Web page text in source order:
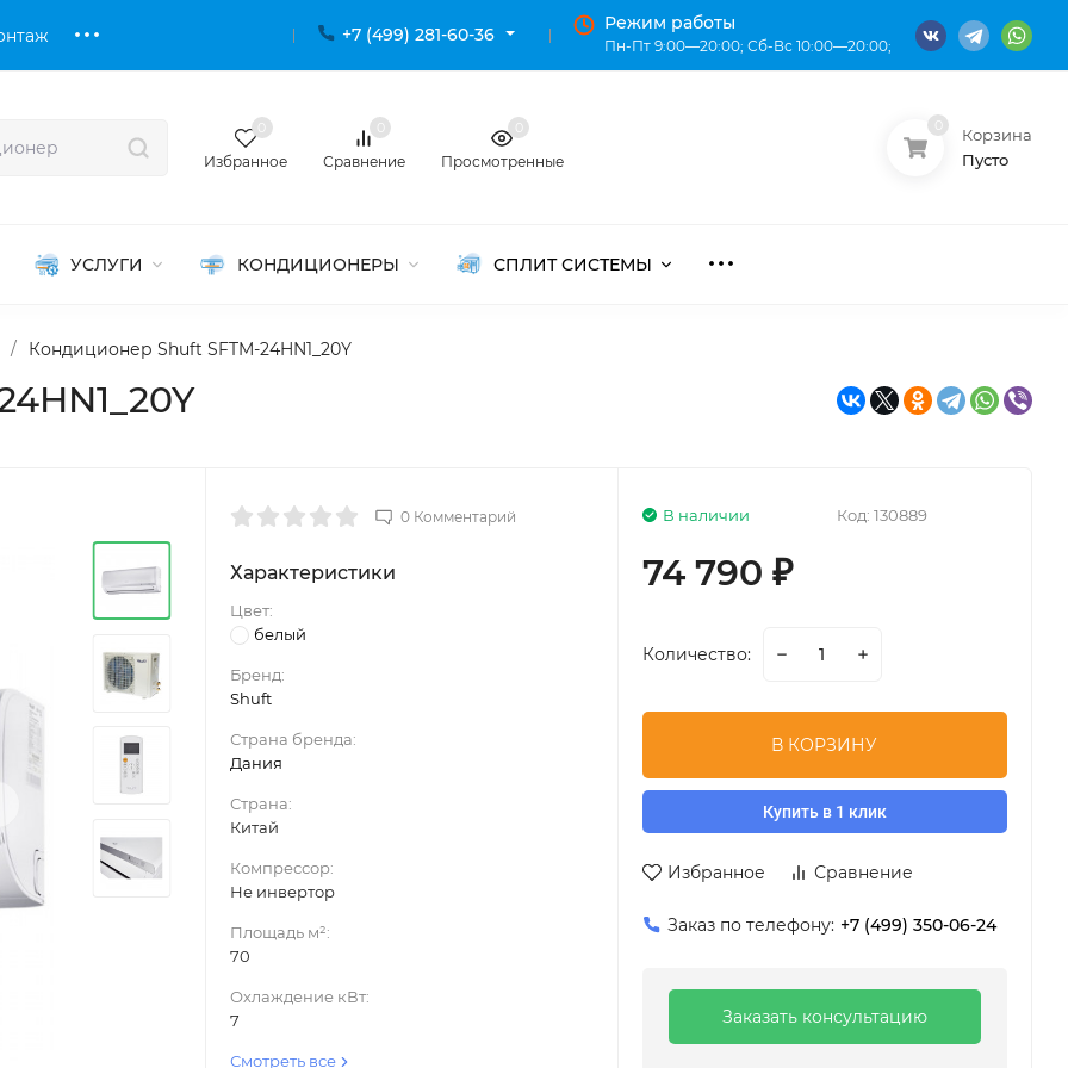
+7 (499) 281-60-36
Режим работы
Пн-Пт 9:00—20:00; Сб-Вс 10:00—20:00;
Избранное Сравнение Просмотренные
Корзина
Пусто
УСЛУГИ КОНДИЦИОНЕРЫ СПЛИТ СИСТЕМЫ
/ Кондиционер Shuft SFTM-24HN1_20Y
0 Комментарий
Характеристики
Цвет:
белый
Бренд:
Shuft
Страна бренда:
Дания
Страна:
Китай
Компрессор:
Не инвертор
Площадь м²:
70
Охлаждение кВт:
7
Смотреть все
Код: 130889
В наличии
74 790 ₽
Количество:
В КОРЗИНУ
Купить в 1 клик
Избранное Сравнение
Заказ по телефону: +7 (499) 350-06-24
Заказать консультацию